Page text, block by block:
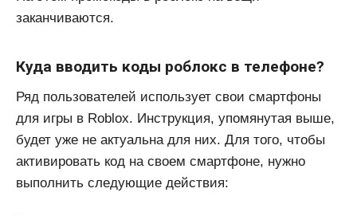
заканчиваются.
Куда вводить коды роблокс в телефоне?
Ряд пользователей использует свои смартфоны
для игры в Roblox. Инструкция, упомянутая выше,
будет уже не актуальна для них. Для того, чтобы
активировать код на своем смартфоне, нужно
выполнить следующие действия: